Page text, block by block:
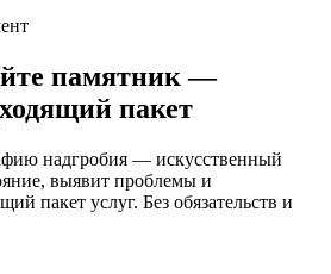
памятник —
пакет
надгробия — искусственный
выявит проблемы и
пакет услуг. Без обязательств и